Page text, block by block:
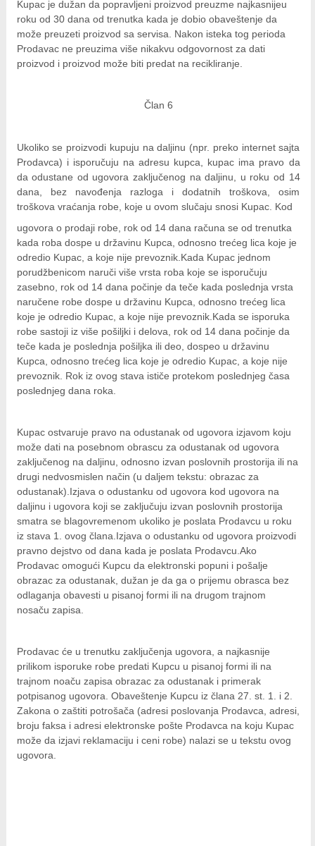
Kupac je dužan da popravljeni proizvod preuzme najkasnijeu
roku od 30 dana od trenutka kada je dobio obaveštenje da
može preuzeti proizvod sa servisa. Nakon isteka tog perioda
Prodavac ne preuzima više nikakvu odgovornost za dati
proizvod i proizvod može biti predat na recikliranje.
Član 6
Ukoliko se proizvodi kupuju na daljinu (npr. preko internet sajta
Prodavca) i isporučuju na adresu kupca, kupac ima pravo da
da odustane od ugovora zaključenog na daljinu, u roku od 14
dana, bez navođenja razloga i dodatnih troškova, osim
troškova vraćanja robe, koje u ovom slučaju snosi Kupac. Kod
ugovora o prodaji robe, rok od 14 dana računa se od trenutka
kada roba dospe u državinu Kupca, odnosno trećeg lica koje je
odredio Kupac, a koje nije prevoznik.Kada Kupac jednom
porudžbenicom naruči više vrsta roba koje se isporučuju
zasebno, rok od 14 dana počinje da teče kada poslednja vrsta
naručene robe dospe u državinu Kupca, odnosno trećeg lica
koje je odredio Kupac, a koje nije prevoznik.Kada se isporuka
robe sastoji iz više pošiljki i delova, rok od 14 dana počinje da
teče kada je poslednja pošiljka ili deo, dospeo u državinu
Kupca, odnosno trećeg lica koje je odredio Kupac, a koje nije
prevoznik. Rok iz ovog stava ističe protekom poslednjeg časa
poslednjeg dana roka.
Kupac ostvaruje pravo na odustanak od ugovora izjavom koju
može dati na posebnom obrascu za odustanak od ugovora
zaključenog na daljinu, odnosno izvan poslovnih prostorija ili na
drugi nedvosmislen način (u daljem tekstu: obrazac za
odustanak).Izjava o odustanku od ugovora kod ugovora na
daljinu i ugovora koji se zaključuju izvan poslovnih prostorija
smatra se blagovremenom ukoliko je poslata Prodavcu u roku
iz stava 1. ovog člana.Izjava o odustanku od ugovora proizvodi
pravno dejstvo od dana kada je poslata Prodavcu.Ako
Prodavac omogući Kupcu da elektronski popuni i pošalje
obrazac za odustanak, dužan je da ga o prijemu obrasca bez
odlaganja obavesti u pisanoj formi ili na drugom trajnom
nosaču zapisa.
Prodavac će u trenutku zaključenja ugovora, a najkasnije
prilikom isporuke robe predati Kupcu u pisanoj formi ili na
trajnom noaču zapisa obrazac za odustanak i primerak
potpisanog ugovora. Obaveštenje Kupcu iz člana 27. st. 1. i 2.
Zakona o zaštiti potrošača (adresi poslovanja Prodavca, adresi,
broju faksa i adresi elektronske pošte Prodavca na koju Kupac
može da izjavi reklamaciju i ceni robe) nalazi se u tekstu ovog
ugovora.